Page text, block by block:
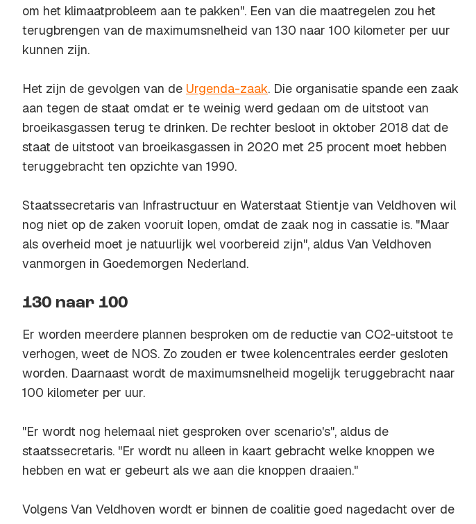
om het klimaatprobleem aan te pakken". Een van die maatregelen zou het
terugbrengen van de maximumsnelheid van 130 naar 100 kilometer per uur
kunnen zijn.
Het zijn de gevolgen van de Urgenda-zaak. Die organisatie spande een zaak
aan tegen de staat omdat er te weinig werd gedaan om de uitstoot van
broeikasgassen terug te drinken. De rechter besloot in oktober 2018 dat de
staat de uitstoot van broeikasgassen in 2020 met 25 procent moet hebben
teruggebracht ten opzichte van 1990.
Staatssecretaris van Infrastructuur en Waterstaat Stientje van Veldhoven wil
nog niet op de zaken vooruit lopen, omdat de zaak nog in cassatie is. "Maar
als overheid moet je natuurlijk wel voorbereid zijn", aldus Van Veldhoven
vanmorgen in Goedemorgen Nederland.
130 naar 100
Er worden meerdere plannen besproken om de reductie van CO2-uitstoot te
verhogen, weet de NOS. Zo zouden er twee kolencentrales eerder gesloten
worden. Daarnaast wordt de maximumsnelheid mogelijk teruggebracht naar
100 kilometer per uur.
"Er wordt nog helemaal niet gesproken over scenario's", aldus de
staatssecretaris. "Er wordt nu alleen in kaart gebracht welke knoppen we
hebben en wat er gebeurt als we aan die knoppen draaien."
Volgens Van Veldhoven wordt er binnen de coalitie goed nagedacht over de